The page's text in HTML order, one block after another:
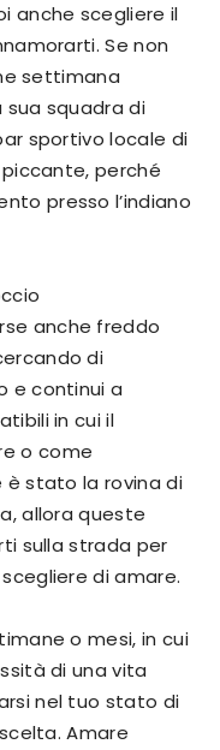
anche scegliere il
Se non
settimana
squadra di
sportivo locale di
perché
presso l’indiano
anche freddo
di
e continui a
in cui il
o come
stato la rovina di
allora queste
sulla strada per
di amare.
o mesi, in cui
di una vita
nel tuo stato di
Amare